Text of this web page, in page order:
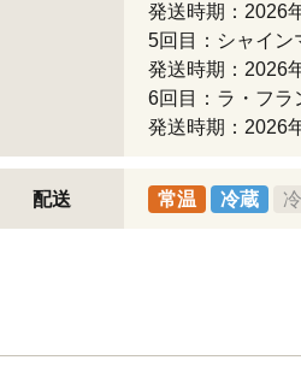
発送時期：2026
5回目：シャイン
発送時期：2026
6回目：ラ・フラ
発送時期：2026
配送 常温 冷蔵